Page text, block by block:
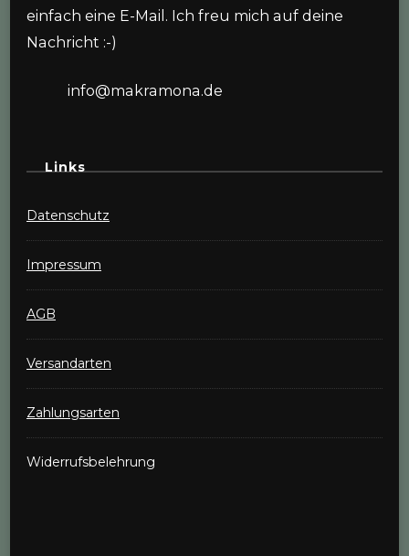
einfach eine E-Mail. Ich freu mich auf deine
Nachricht :-)
info@makramona.de
Links
Datenschutz
Impressum
AGB
Versandarten
Zahlungsarten
Widerrufsbelehrung